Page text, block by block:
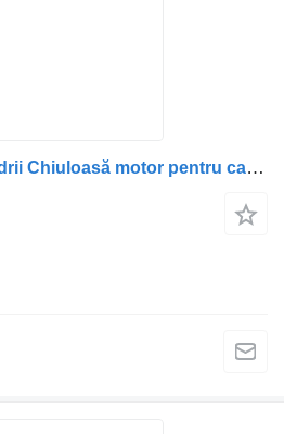
Capul blocului de cilindrii Chiuloasă motor pentru camion Scania – Piese de schimb auto